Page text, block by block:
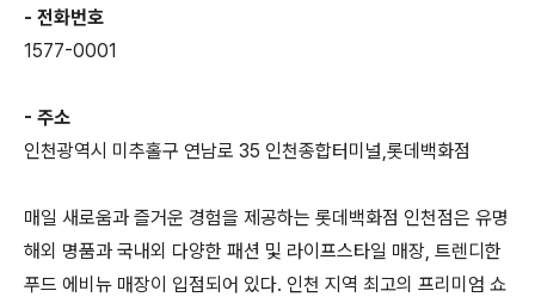
- 전화번호
1577-0001
- 주소
인천광역시 미추홀구 연남로 35 인천종합터미널,롯데백화점
매일 새로움과 즐거운 경험을 제공하는 롯데백화점 인천점은 유명
해외 명품과 국내외 다양한 패션 및 라이프스타일 매장, 트렌디한
푸드 에비뉴 매장이 입점되어 있다. 인천 지역 최고의 프리미엄 쇼